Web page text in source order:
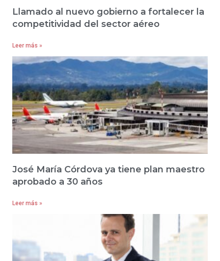
Llamado al nuevo gobierno a fortalecer la
competitividad del sector aéreo
Leer más »
José María Córdova ya tiene plan maestro
aprobado a 30 años
Leer más »